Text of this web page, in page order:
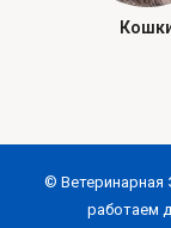
© Ветеринарная
работаем